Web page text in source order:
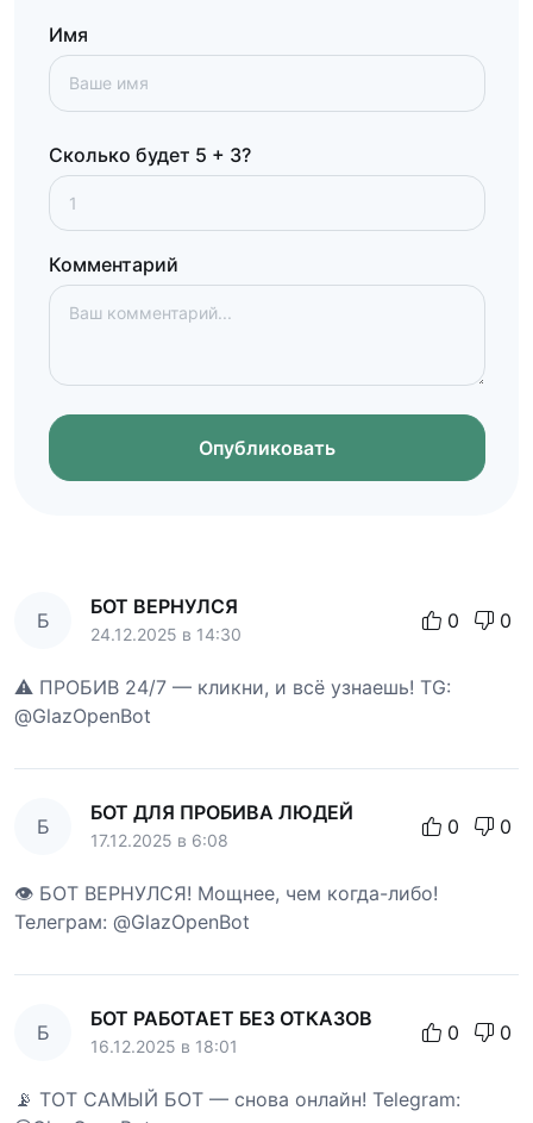
Имя
Сколько будет 5 + 3?
Комментарий
Опубликовать
Б
БОТ ВЕРНУЛСЯ
24.12.2025 в 14:30
0 0
⚠️ ПРОБИВ 24/7 — кликни, и всё узнаешь! TG:
@GlazOpenBot
Б
БОТ ДЛЯ ПРОБИВА ЛЮДЕЙ
17.12.2025 в 6:08
0 0
👁 БОТ ВЕРНУЛСЯ! Мощнее, чем когда-либо!
Телеграм: @GlazOpenBot
Б
БОТ РАБОТАЕТ БЕЗ ОТКАЗОВ
16.12.2025 в 18:01
0 0
📡 ТОТ САМЫЙ БОТ — снова онлайн! Telegram: